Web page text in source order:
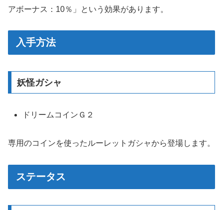
アボーナス：10％」という効果があります。
入手方法
妖怪ガシャ
ドリームコインＧ２
専用のコインを使ったルーレットガシャから登場します。
ステータス